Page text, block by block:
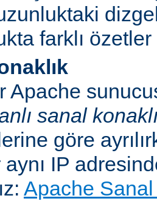
farklı
Apache
sanal
göre
aynı IP
Apache